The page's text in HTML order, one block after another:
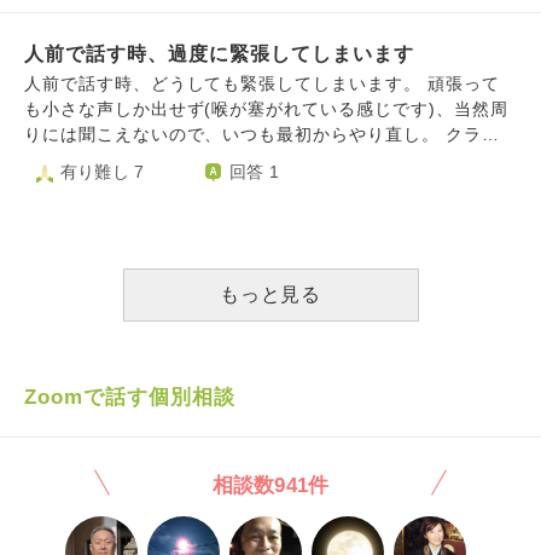
貰いました。 そして集中カウンセリングにも参加して、そ
のおかげで自分のことが少しずつ客観的に見られるようにな
り、「緊張してもいいんだ。震えてしまってもいい。」とい
う考え方にシフトすると、どんどん心がポカポカしてきまし
緊張してしまってもいい。震えてしまってもいい。そう思っ
ってしまわないか、不安です。
人前で話す時、過度に緊張してしまいます
人前で話す時、どうしても緊張してしまいます。 頑張って
も小さな声しか出せず(喉が塞がれている感じです)、当然周
りには聞こえないので、いつも最初からやり直し。 クラス
全体に迷惑をかけていて、申し訳ない気持ちでいっぱいで
す。 頑張ろうと思っても、膝が震えて上手く声が出せませ
国語を皆の前で話さなければいけないという事も重なってい
感じです。 インターネット上だと簡単に質問が出来るの
で、是非アドバイスを頂きたいと思い、相談させていただき
有り難し 7 回答 1
もっと見る
Zoomで話す個別相談
相談数941件